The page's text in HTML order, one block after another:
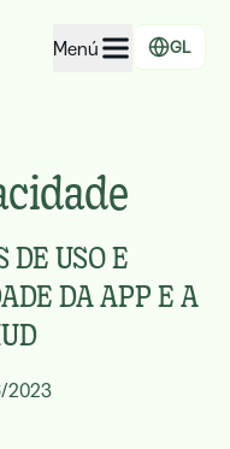
Menú GL
DE USO E
DA APP E A
2023